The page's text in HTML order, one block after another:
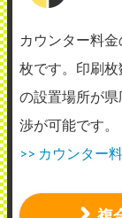
カウンター料
枚です。印刷
の設置場所が
渉が可能です。
>> カウンター